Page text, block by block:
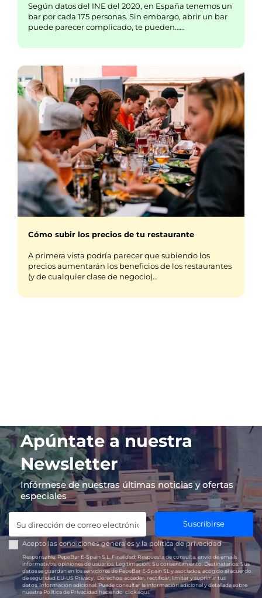
Según datos del INE del 2020, en España tenemos un
bar por cada 175 personas. Sin embargo, abrir un bar
puede parecer complicado, te pueden……
Cómo subir los precios de tu restaurante
A primera vista podría parecer que subiendo los
precios aumentarán los beneficios de los restaurantes
(y de cualquier clase de negocio)…
Apúntate a nuestra
Newsletter
Infórmese de nuestras últimas noticias y ofertas
especiales
Suscribirse
Acepto las condiciones generales y lapolítica de privacidad
Responsable:PepeBar E-Spain S.L. Finalidad: Respuesta de consulta, envío de emails
informativos, opiniones de usuarios. Legitimación: Su consentimiento. Destinatarios:Sus
datos se guardan en los servidores de PepeBar E-Spain SL y asociados, acogido al acuerdo
de seguridad EU-US Privacy.
Derechos: acceder, rectificar, limitar y suprimir tus
datos.Información adicional:Puede consultar la información adicional y detallada sobre
nuestra Política de Privacidad haciendoclick aquí.